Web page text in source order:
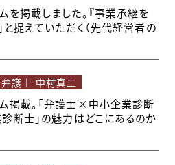
を掲載しました。『事業承継を
と捉えていただく（先代経営者の
弁護士 中村真二
掲載。「弁護士×中小企業診断
断士」の魅力はどこにあるのか